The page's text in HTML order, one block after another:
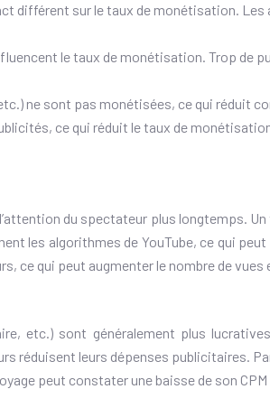
différent sur le taux de monétisation. Les
le taux de monétisation. Trop de
ne sont pas monétisées, ce qui réduit
ce qui réduit le taux de
du spectateur plus longtemps.
les algorithmes de YouTube, ce qui
ce qui peut augmenter le nombre de vues
etc.) sont généralement plus
réduisent leurs dépenses publicitaires.
peut constater une baisse de son